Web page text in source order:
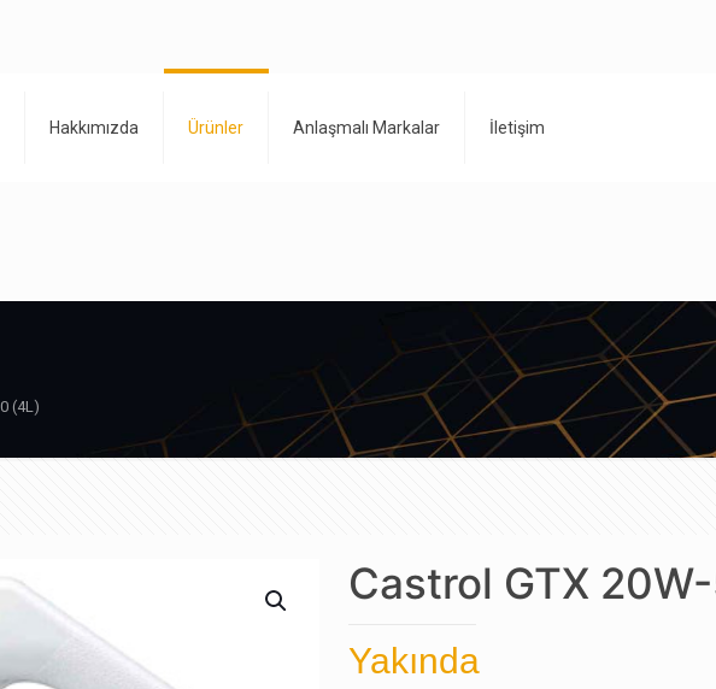
Hakkımızda Ürünler Anlaşmalı Markalar İletişim
(4L)
Castrol GTX
Yakında